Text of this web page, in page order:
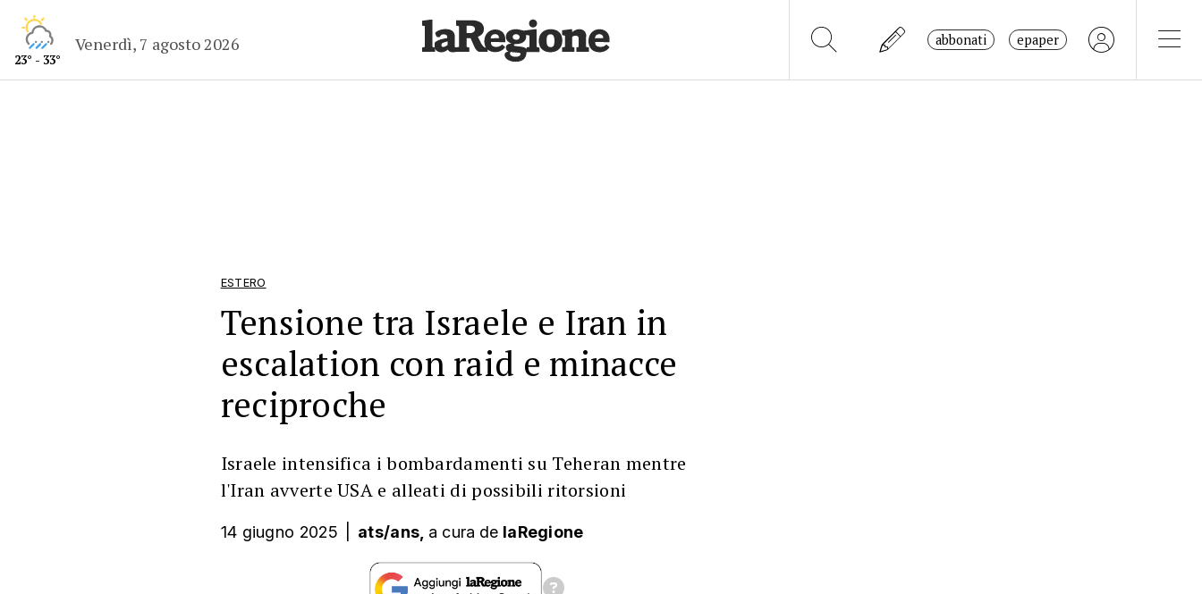
23° - 33°
Venerdì, 7 agosto 2026 abbonati epaper
ESTERO
Tensione tra Israele e Iran in
escalation con raid e minacce
reciproche
Israele intensifica i bombardamenti su Teheran mentre
l'Iran avverte USA e alleati di possibili ritorsioni
14 giugno 2025 ats/ans, a cura de laRegione